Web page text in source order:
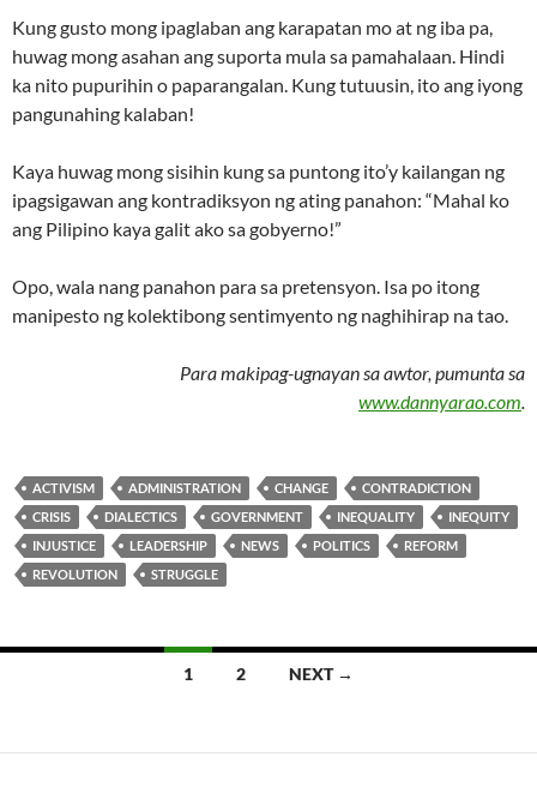
Kung gusto mong ipaglaban ang karapatan mo at ng iba pa,
huwag mong asahan ang suporta mula sa pamahalaan. Hindi
ka nito pupurihin o paparangalan. Kung tutuusin, ito ang iyong
pangunahing kalaban!
Kaya huwag mong sisihin kung sa puntong ito’y kailangan ng
ipagsigawan ang kontradiksyon ng ating panahon: “Mahal ko
ang Pilipino kaya galit ako sa gobyerno!”
Opo, wala nang panahon para sa pretensyon. Isa po itong
manipesto ng kolektibong sentimyento ng naghihirap na tao.
Para makipag-ugnayan sa awtor, pumunta sa
www.dannyarao.com.
ACTIVISM ADMINISTRATION CHANGE
CONTRADICTION
CRISIS
DIALECTICS GOVERNMENT INEQUALITY
INEQUITY
INJUSTICE
LEADERSHIP NEWS POLITICS
REFORM
REVOLUTION
STRUGGLE
1 2 NEXT →